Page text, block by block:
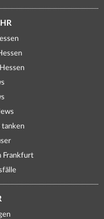
tanken
Frankfurt